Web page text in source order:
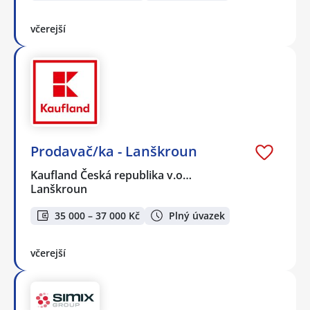
včerejší
Prodavač/ka - Lanškroun
Kaufland Česká republika v.o…
Lanškroun
35 000 – 37 000 Kč Plný úvazek
včerejší